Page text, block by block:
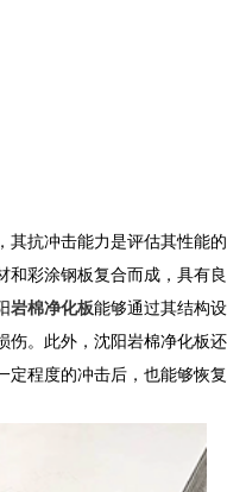
其抗冲击能力是评估其性能的
和彩涂钢板复合而成，具有良
岩棉净化板能够通过其结构设
伤。此外，沈阳岩棉净化板还
定程度的冲击后，也能够恢复